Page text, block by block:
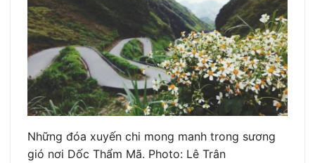
Những đóa xuyến chi mong manh trong sương
gió nơi Dốc Thẩm Mã. Photo: Lê Trân